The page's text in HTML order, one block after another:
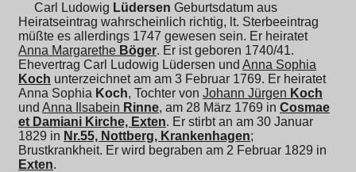
Carl Ludowig Lüdersen Geburtsdatum aus
Heiratseintrag wahrscheinlich richtig, lt. Sterbeeintrag
müßte es allerdings 1747 gewesen sein. Er heiratet
Anna Margarethe Böger. Er ist geboren 1740/41.
Ehevertrag Carl Ludowig Lüdersen und Anna Sophia
Koch unterzeichnet am am 3 Februar 1769. Er heiratet
Anna Sophia Koch, Tochter von Johann Jürgen Koch
und Anna Ilsabein Rinne, am 28 März 1769 in Cosmae
et Damiani Kirche, Exten. Er stirbt an am 30 Januar
1829 in Nr.55, Nottberg, Krankenhagen;
Brustkrankheit. Er wird begraben am 2 Februar 1829 in
Exten.